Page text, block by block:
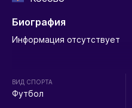
Биография
Информация отсутствует
ВИД СПОРТА
Футбол